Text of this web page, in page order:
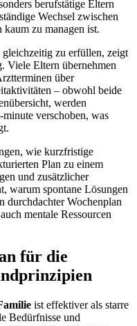
berufstätige Eltern
Wechsel zwischen
zu managen ist.
zu erfüllen, zeigt
Viele Eltern übernehmen
über
– obwohl beide
werden
verschoben, was
wie kurzfristige
Plan zu einem
und zusätzlicher
warum spontane Lösungen
durchdachter Wochenplan
mentale Ressourcen
für die
ist effektiver als starre
Bedürfnisse und